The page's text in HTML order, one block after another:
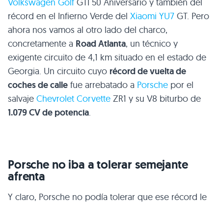
récord en el Infierno Verde del Xiaomi YU7 GT. Pero
ahora nos vamos al otro lado del charco,
concretamente a Road Atlanta, un técnico y
exigente circuito de 4,1 km situado en el estado de
Georgia. Un circuito cuyo récord de vuelta de
coches de calle fue arrebatado a Porsche por el
salvaje Chevrolet Corvette ZR1 y su V8 biturbo de
1.079 CV de potencia.
Porsche no iba a tolerar semejante
afrenta
Y claro, Porsche no podía tolerar que ese récord le